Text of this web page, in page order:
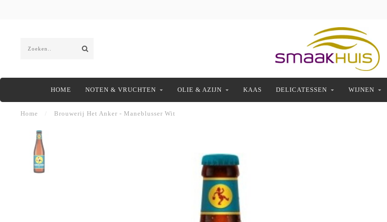
HOME NOTEN & VRUCHTEN OLIE & AZIJN KAAS DELICATESSEN WIJNEN
Home Brouwerij Het Anker - Maneblusser Wit